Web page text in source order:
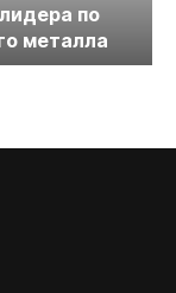
по
металла